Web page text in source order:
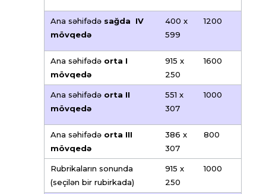
Ana səhifədə sağda IV
mövqedə
400 x
599
1200
Ana səhifədə orta I
mövqedə
915 x
250
1600
Ana səhifədə orta II
mövqedə
551 x
307
1000
Ana səhifədə orta III
mövqedə
386 x
307
800
Rubrikaların sonunda
(seçilən bir rubirkada)
915 x
250
1000